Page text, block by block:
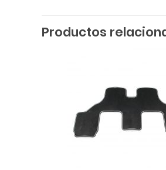
Productos